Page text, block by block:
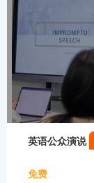
英语公众演说
免费